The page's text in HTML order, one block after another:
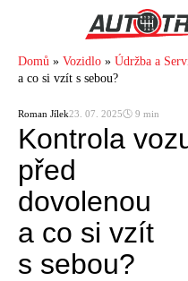
Domů » Vozidlo » Údržba a
a co si vzít s sebou?
Roman Jílek23. 07. 2025🕓 9 min
Kontrola
před
dovolenou
a co si vzít
s sebou?